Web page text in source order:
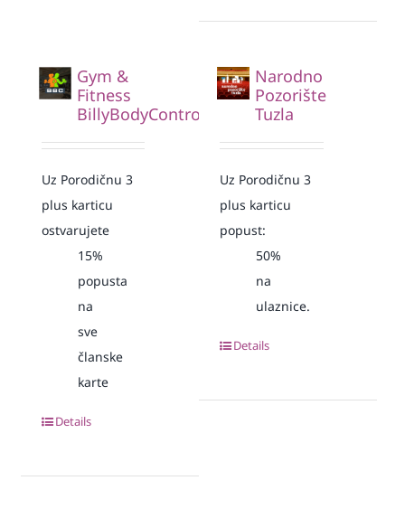
Gym &
Fitness
BillyBodyControl
Uz Porodičnu 3
plus karticu
ostvarujete
15%
popusta
na
sve
članske
karte
Details
Narodno
Pozorište
Tuzla
Uz Porodičnu 3
plus karticu
popust:
50%
na
ulaznice.
Details